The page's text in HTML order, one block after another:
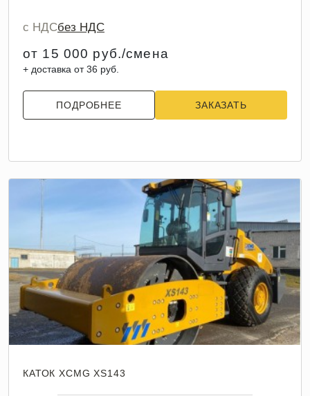
с НДСбез НДС
от 15 000 руб./смена
+ доставка от 36 руб.
ПОДРОБНЕЕ ЗАКАЗАТЬ
КАТОК XCMG XS143